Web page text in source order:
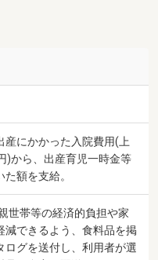
産にかかった入院費用(上
)から、出産育児一時金等
た額を支給。
世帯等の経済的負担や家
減できるよう、食料品を掲
ログを送付し、利用者が選